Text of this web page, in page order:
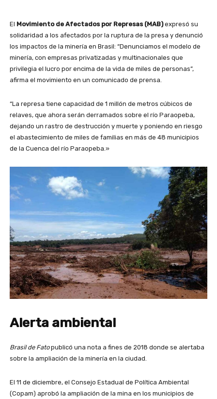
El Movimiento de Afectados por Represas (MAB)expresó su
solidaridad a los afectados por la ruptura de la presa y denunció
los impactos de la minería en Brasil: “Denunciamos el modelo de
minería, con empresas privatizadas y multinacionales que
privilegia el lucro por encima de la vida de miles de personas”,
afirma el movimiento en un comunicado de prensa.
“La represa tiene capacidad de 1 millón de metros cúbicos de
relaves, que ahora serán derramados sobre el río Paraopeba,
dejando un rastro de destrucción y muerte y poniendo en riesgo
el abastecimiento de miles de familias en más de 48 municipios
de la Cuenca del río Paraopeba.»
Alerta ambiental
Brasil de Fatopublicó una nota a fines de 2018 donde se alertaba
sobre la ampliación de la minería en la ciudad.
El 11 de diciembre, el Consejo Estadual de Política Ambiental
(Copam) aprobó la ampliación de la mina en los municipios de